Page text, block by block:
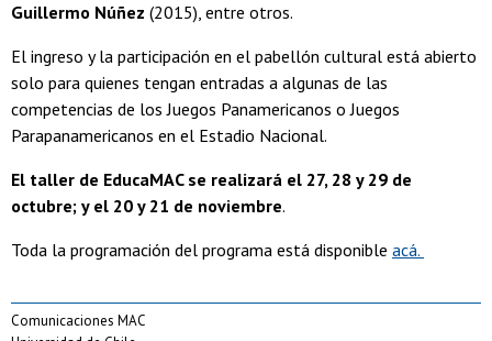
Guillermo Núñez (2015), entre otros.
El ingreso y la participación en el pabellón cultural está abierto
solo para quienes tengan entradas a algunas de las
competencias de los Juegos Panamericanos o Juegos
Parapanamericanos en el Estadio Nacional.
El taller de EducaMAC se realizará el 27, 28 y 29 de
octubre; y el 20 y 21 de noviembre.
Toda la programación del programa está disponible acá.
Comunicaciones MAC